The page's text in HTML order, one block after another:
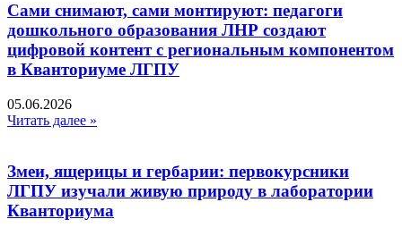
Сами снимают, сами монтируют: педагоги
дошкольного образования ЛНР создают
цифровой контент с региональным компонентом
в Кванториуме ЛГПУ​
05.06.2026
Читать далее »
Змеи, ящерицы и гербарии: первокурсники
ЛГПУ изучали живую природу в лаборатории
Кванториума